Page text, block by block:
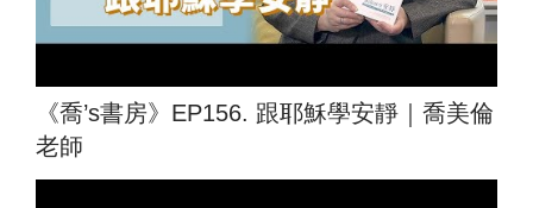
《喬’s書房》EP156. 跟耶穌學安靜｜喬美倫
老師